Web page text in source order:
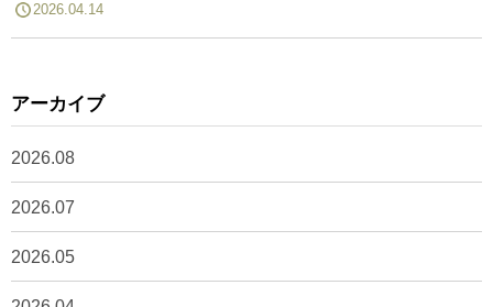
2026.04.14
アーカイブ
2026.08
2026.07
2026.05